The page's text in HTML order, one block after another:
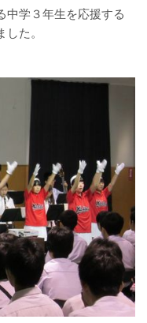
中学３年生を応援する
た。